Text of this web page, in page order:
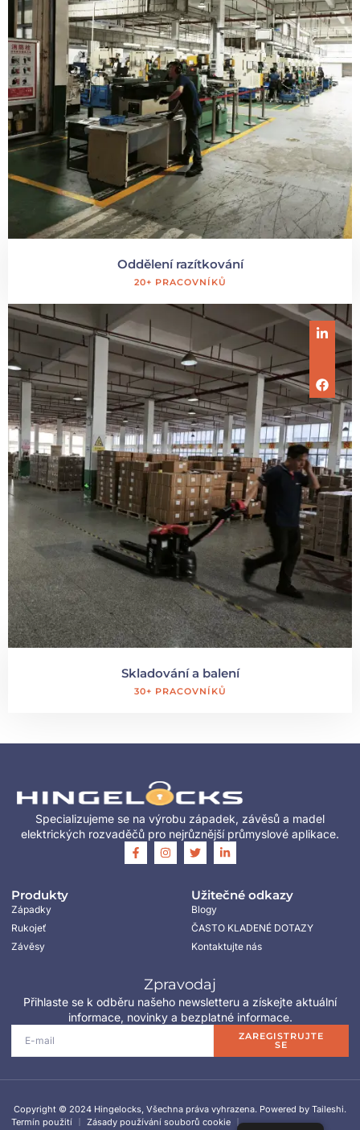
Oddělení razítkování
20+ PRACOVNÍKŮ
Skladování a balení
30+ PRACOVNÍKŮ
Specializujeme se na výrobu západek, závěsů a madel
elektrických rozvaděčů pro nejrůznější průmyslové aplikace.
Produkty
Západky
Rukojeť
Závěsy
Užitečné odkazy
Blogy
ČASTO KLADENÉ DOTAZY
Kontaktujte nás
Zpravodaj
Přihlaste se k odběru našeho newsletteru a získejte aktuální
informace, novinky a bezplatné informace.
ZAREGISTRUJTE
SE
Copyright © 2024 Hingelocks, Všechna práva vyhrazena. Powered by Taileshi.
Termín použití
Zásady používání souborů cookie